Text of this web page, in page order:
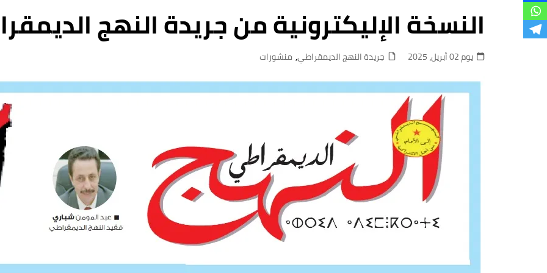
النسخة الإليكترونية من جريدة النهج
يوم 02 أبريل، 2025 جريدة النهج الديمقراطي,منشورات